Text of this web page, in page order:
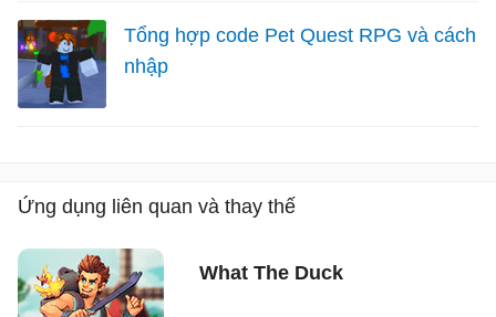
Tổng hợp code Pet Quest RPG và cách
nhập
Ứng dụng liên quan và thay thế
What The Duck